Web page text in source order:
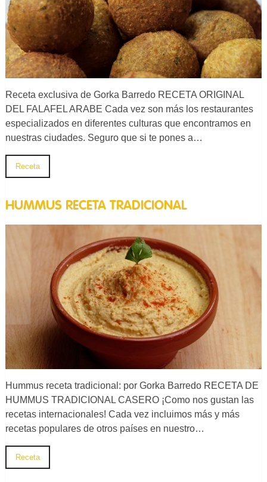
Receta exclusiva de Gorka Barredo RECETA ORIGINAL
DEL FALAFEL ARABE Cada vez son más los restaurantes
especializados en diferentes culturas que encontramos en
nuestras ciudades. Seguro que si te pones a…
Receta
HUMMUS RECETA TRADICIONAL
Hummus receta tradicional: por Gorka Barredo RECETA DE
HUMMUS TRADICIONAL CASERO ¡Como nos gustan las
recetas internacionales! Cada vez incluimos más y más
recetas populares de otros países en nuestro…
Receta